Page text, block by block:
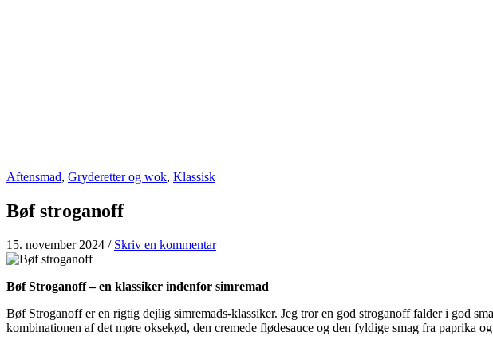
Aftensmad, Gryderetter og wok, Klassisk
Bøf stroganoff
15. november 2024 / Skriv en kommentar
Bøf Stroganoff – en klassiker indenfor simremad
Bøf Stroganoff er en rigtig dejlig simremads-klassiker. Jeg tror en god stroganoff falder i god
kombinationen af det møre oksekød, den cremede flødesauce og den fyldige smag fra paprika